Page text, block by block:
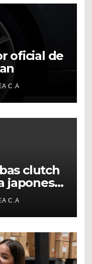
oficial de
C.A
clutch
japonesa
con
C.A